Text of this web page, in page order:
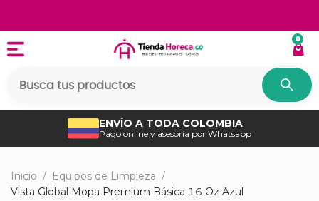
0
ENVÍO A TODA COLOMBIA
Pago online y asesoría por Whatsapp
Inicio / Equipos de Limpieza /
Vista Global Mopa Premium Básica 16 Oz Azul